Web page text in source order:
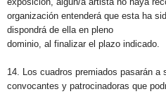
organización entenderá que esta ha
dispondrá de ella en pleno
dominio, al finalizar el plazo indicado.
14. Los cuadros premiados pasarán a
convocantes y patrocinadoras que